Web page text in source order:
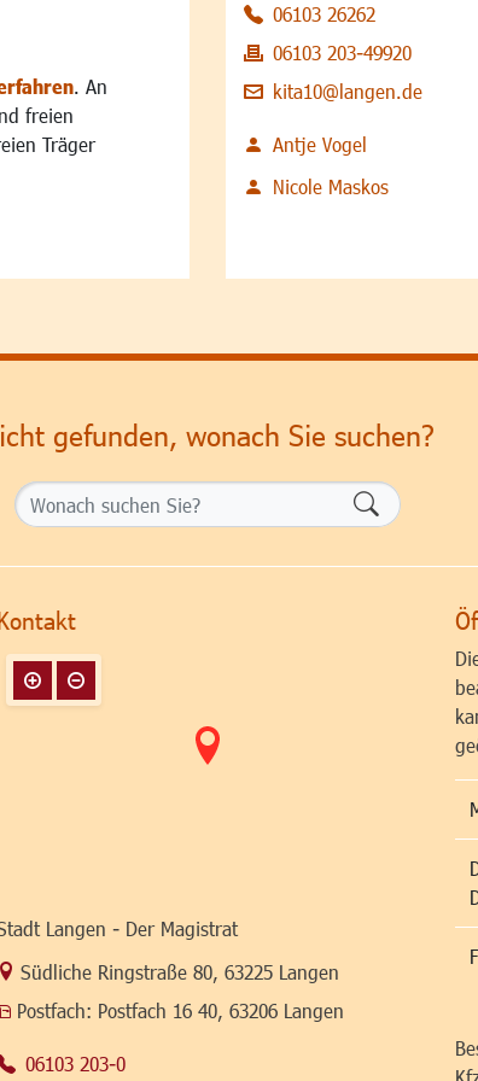
. An
freien
Träger
06103 26262
06103 203-49920
kita10@langen.de
Antje Vogel
Nicole Maskos
gefunden, wonach Sie suchen?
Langen - Der Magistrat
Link zur Google-Maps Navigation
Südliche Ringstraße 80, 63225 Langen
Postfach: Postfach 16 40, 63206 Langen
06103 203-0